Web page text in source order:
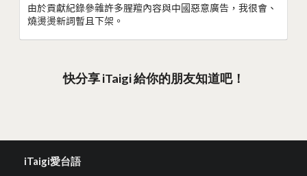
由於貢獻紀錄參雜許多腥羶內容與中國惡意廣告，我很會、
燒燙燙新詞暫且下架。
快分享 iTaigi 給你的朋友知道吧！
iTaigi愛台語